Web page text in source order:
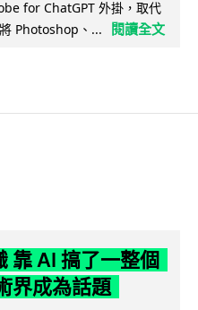
for ChatGPT 外掛，取代
Photoshop、...
閱讀全文
靠 AI 搞了一整個
界成為話題